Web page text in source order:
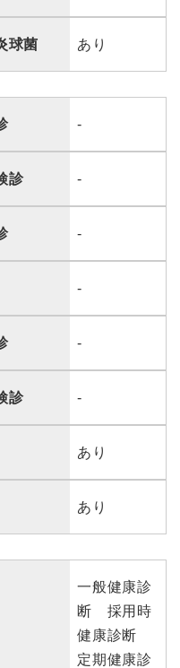
球菌 あり
-
診 -
-
-
-
診 -
あり
あり
一般健康診
断 採用時
健康診断
定期健康診